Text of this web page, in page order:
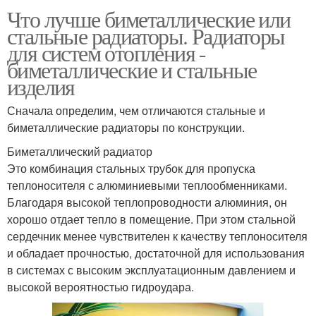
Что лучше биметаллические или
стальные радиаторы. Радиаторы
для систем отопления -
биметаллические и стальные
изделия
Сначала определим, чем отличаются стальные и
биметаллические радиаторы по конструкции.
Биметаллический радиатор
Это комбинация стальных трубок для пропуска
теплоносителя с алюминиевыми теплообменниками.
Благодаря высокой теплопроводности алюминия, он
хорошо отдает тепло в помещение. При этом стальной
сердечник менее чувствителен к качеству теплоносителя
и обладает прочностью, достаточной для использования
в системах с высоким эксплуатационным давлением и
высокой вероятностью гидроудара.